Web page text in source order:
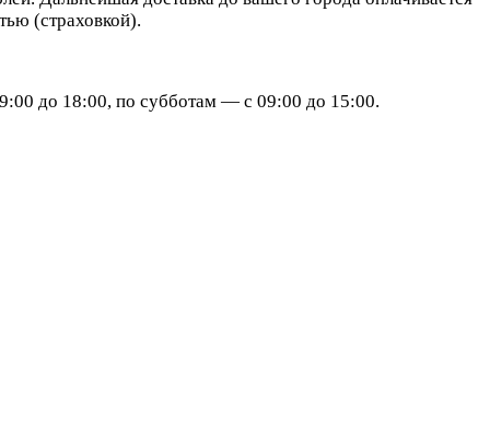
(страховкой).
до 18:00, по субботам — с 09:00 до 15:00.